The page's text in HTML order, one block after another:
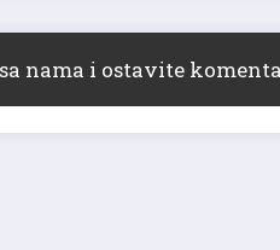
nama i ostavite komentar